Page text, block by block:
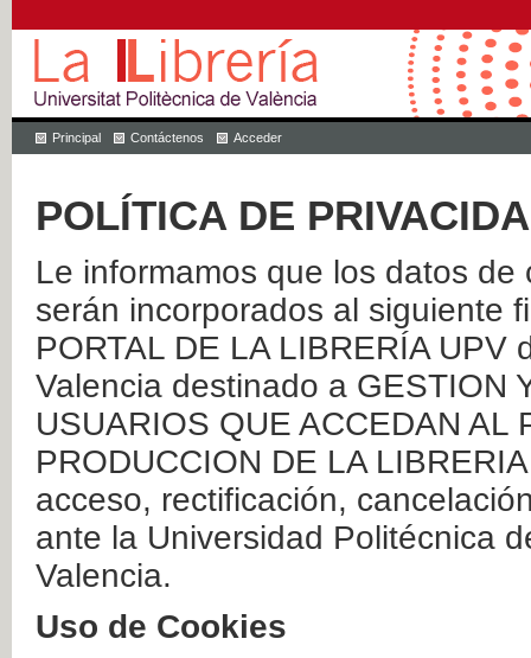
Principal Contáctenos Acceder
POLÍTICA DE
Le informamos que los datos
serán incorporados al siguiente
PORTAL DE LA LIBRERÍA
Valencia destinado a GESTION
USUARIOS QUE ACCEDAN AL
PRODUCCION DE LA
acceso, rectificación,
ante la Universidad Politécnica
Valencia.
Uso de Cookies